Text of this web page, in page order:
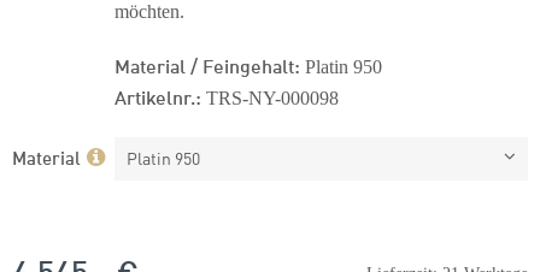
möchten.
Material / Feingehalt: Platin 950
Artikelnr.: TRS-NY-000098
Material Platin 950